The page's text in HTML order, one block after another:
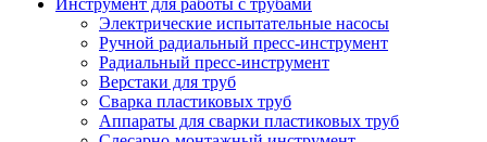
Инструмент для работы с трубами
Электрические испытательные насосы
Ручной радиальный пресс-инструмент
Радиальный пресс-инструмент
Верстаки для труб
Сварка пластиковых труб
Аппараты для сварки пластиковых труб